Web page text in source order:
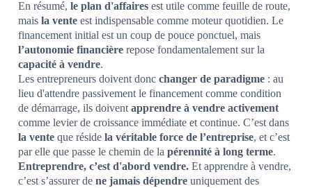
En résumé, le plan d'affaires est utile comme feuille de route,
mais la vente est indispensable comme moteur quotidien. Le
financement initial est un coup de pouce ponctuel, mais
l’autonomie financière repose fondamentalement sur la
capacité à vendre.
Les entrepreneurs doivent donc changer de paradigme : au
lieu d'attendre passivement le financement comme condition
de démarrage, ils doivent apprendre à vendre activement
comme levier de croissance immédiate et continue. C’est dans
la vente que réside la véritable force de l’entreprise, et c’est
par elle que passe le chemin de la pérennité à long terme.
Entreprendre, c’est d'abord vendre. Et apprendre à vendre,
c’est s’assurer de ne jamais dépendre uniquement des